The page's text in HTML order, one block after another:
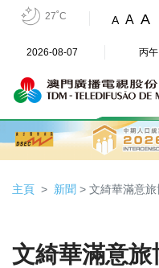
27˚C A A A
2026-08-07 丙
主頁 新聞 > 文綺華滿意
文綺華滿意